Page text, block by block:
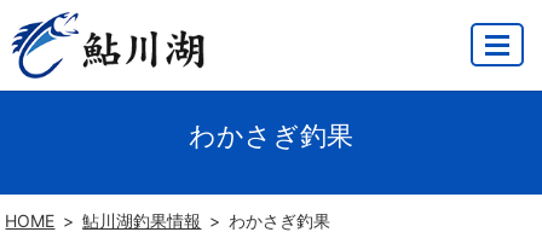
MENU
わかさぎ釣果
HOME 鮎川湖釣果情報 わかさぎ釣果